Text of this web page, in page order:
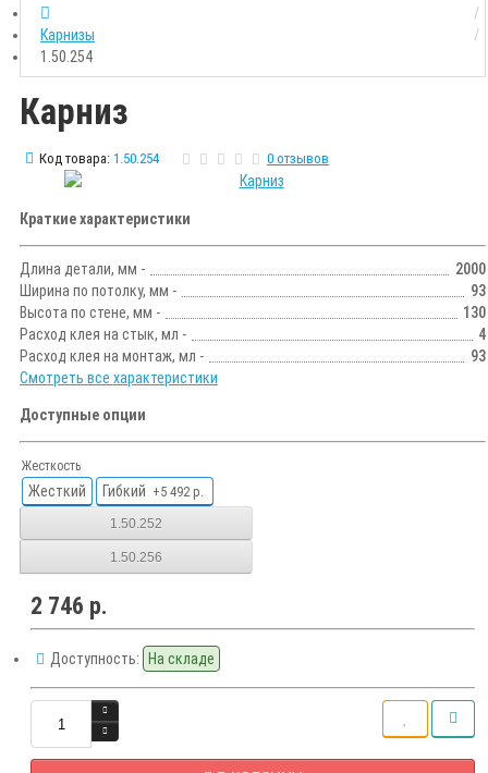
Карнизы
1.50.254
Карниз
Код товара: 1.50.254 0 отзывов
Краткие характеристики
Длина детали, мм -
2000
Ширина по потолку, мм -
93
Высота по стене, мм -
130
Расход клея на стык, мл -
4
Расход клея на монтаж, мл -
93
Смотреть все характеристики
Доступные опции
Жесткость
Жесткий Гибкий +5 492 р.
1.50.252
1.50.256
2 746 р.
Доступность: На складе